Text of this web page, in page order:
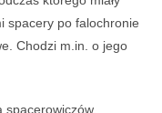
spacery po falochronie
Chodzi m.in. o jego
spacerowiczów.